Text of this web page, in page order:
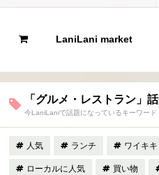
LaniLani market
「グルメ・レストラン」
今LaniLaniで話題になっているキーワード
人気 ランチ ワイキキ
ローカルに人気 買い物